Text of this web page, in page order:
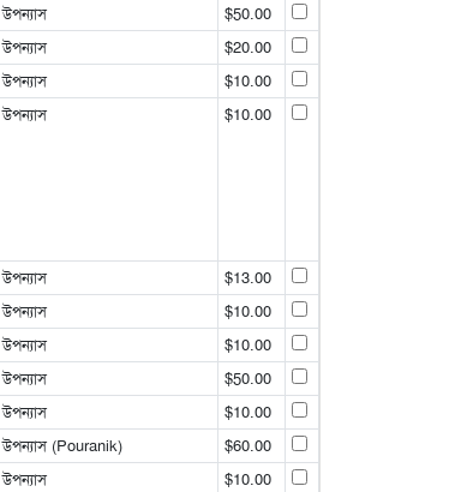
উপন্যাস
$50.00
উপন্যাস
$20.00
উপন্যাস
$10.00
উপন্যাস $10.00
উপন্যাস
$13.00
উপন্যাস
$10.00
উপন্যাস
$10.00
উপন্যাস
$50.00
উপন্যাস
$10.00
উপন্যাস (Pouranik)
$60.00
উপন্যাস $10.00